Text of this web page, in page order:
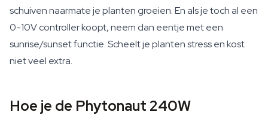
schuiven naarmate je planten groeien. En als je toch al een
0-10V controller koopt, neem dan eentje met een
sunrise/sunset functie. Scheelt je planten stress en kost
niet veel extra.
Hoe je de Phytonaut 240W